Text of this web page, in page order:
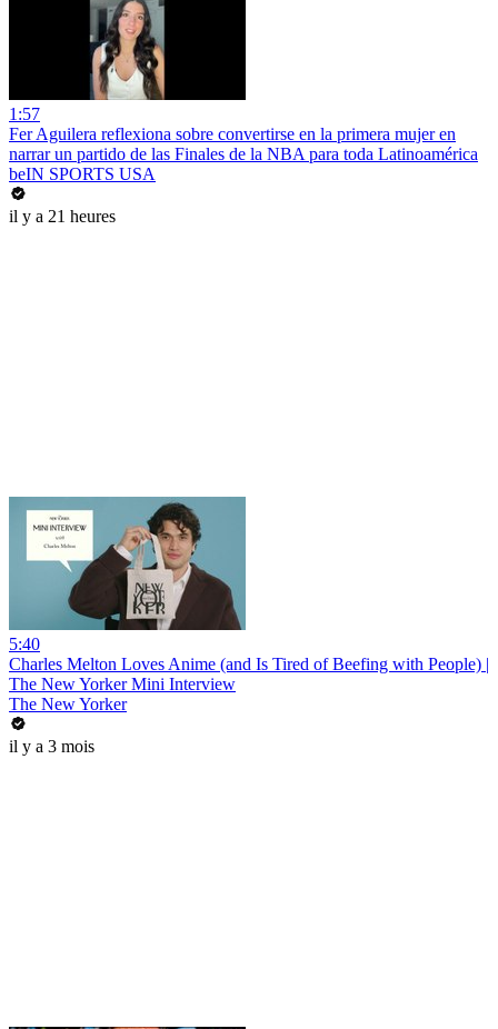
1:57
Fer Aguilera reflexiona sobre convertirse en la primera mujer en
narrar un partido de las Finales de la NBA para toda Latinoamérica
beIN SPORTS USA
il y a 21 heures
5:40
Charles Melton Loves Anime (and Is Tired of Beefing with People) |
The New Yorker Mini Interview
The New Yorker
il y a 3 mois